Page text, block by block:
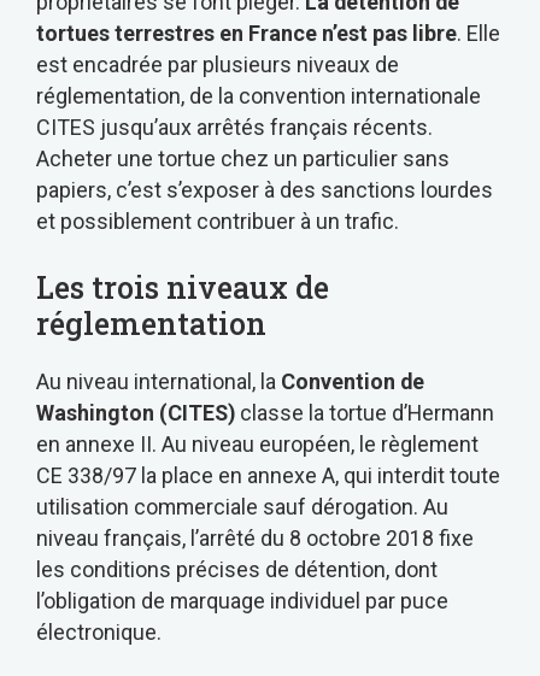
tortues terrestres en France n’est pas libre. Elle
est encadrée par plusieurs niveaux de
réglementation, de la convention internationale
CITES jusqu’aux arrêtés français récents.
Acheter une tortue chez un particulier sans
papiers, c’est s’exposer à des sanctions lourdes
et possiblement contribuer à un trafic.
Les trois niveaux de
réglementation
Au niveau international, la Convention de
Washington (CITES) classe la tortue d’Hermann
en annexe II. Au niveau européen, le règlement
CE 338/97 la place en annexe A, qui interdit toute
utilisation commerciale sauf dérogation. Au
niveau français, l’arrêté du 8 octobre 2018 fixe
les conditions précises de détention, dont
l’obligation de marquage individuel par puce
électronique.